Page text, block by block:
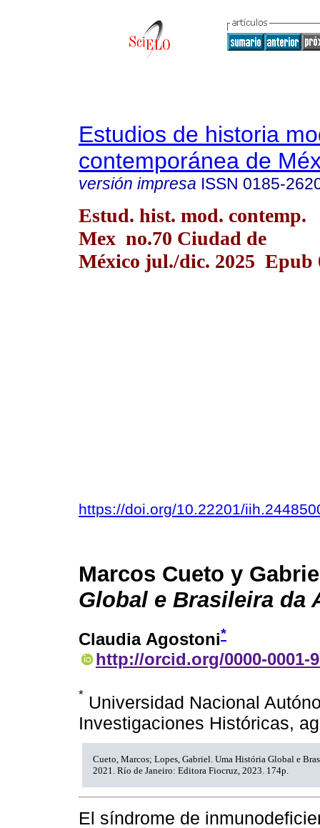
Estudios de historia
contemporánea de
versión impresa ISSN 0185-
Estud. hist. mod. contemp.
Mex no.70 Ciudad de
México jul./dic. 2025 Epub
https://doi.org/10.22201/
Marcos Cueto y
Global e Brasileira da
Claudia Agostoni*
http://orcid.org/0000-0001-
* Universidad Nacional
Investigaciones Históricas,
Cueto, Marcos; Lopes, Gabriel. Uma História Global e
2021. Río de Janeiro: Editora Fiocruz, 2023. 174p.
El síndrome de